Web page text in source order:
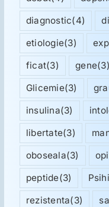
diagnostic(4)
etiologie(3)
ficat(3) gene(3)
Glicemie(3)
insulina(3)
libertate(3)
oboseala(3)
peptide(3)
rezistenta(3)